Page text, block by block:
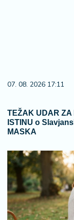
07. 08. 2026 17:11
TEŽAK UDAR ZA
ISTINU o
MASKA